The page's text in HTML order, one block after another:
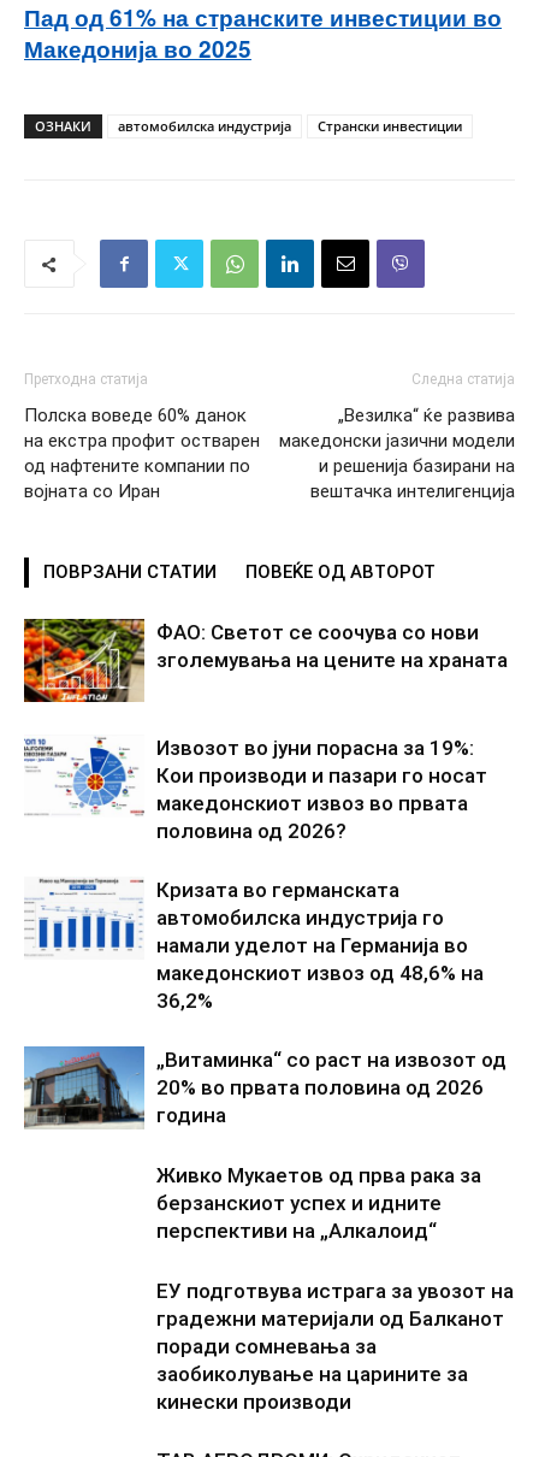
Пад од 61% на странските инвестиции во
Македонија во 2025
ОЗНАКИ автомобилска индустрија Странски инвестиции
Претходна статија
Полска воведе 60% данок
на екстра профит остварен
од нафтените компании по
војната со Иран
Следна статија
„Везилка“ ќе развива
македонски јазични модели
и решенија базирани на
вештачка интелигенција
ПОВРЗАНИ СТАТИИ ПОВЕЌЕ ОД АВТОРОТ
ФАО: Светот се соочува со нови
зголемувања на цените на храната
Извозот во јуни порасна за 19%:
Кои производи и пазари го носат
македонскиот извоз во првата
половина од 2026?
Кризата во германската
автомобилска индустрија го
намали уделот на Германија во
македонскиот извоз од 48,6% на
36,2%
„Витаминка“ со раст на извозот од
20% во првата половина од 2026
година
Живко Мукаетов од прва рака за
берзанскиот успех и идните
перспективи на „Алкалоид“
ЕУ подготвува истрага за увозот на
градежни материјали од Балканот
поради сомневања за
заобиколување на царините за
кинески производи